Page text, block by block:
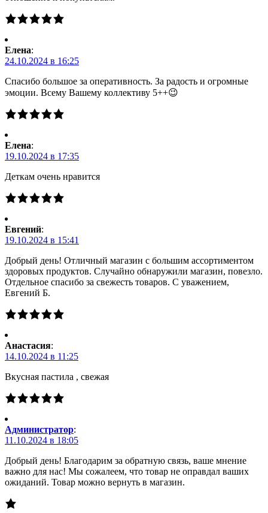
Елена:
24.10.2024 в 16:25
Спасибо большое за оперативность. За радость и огромные
эмоции. Всему Вашему коллективу 5++😉
Елена:
19.10.2024 в 17:35
Деткам очень нравится
Евгений:
19.10.2024 в 15:41
Добрый день! Отличный магазин с большим ассортиментом
здоровых продуктов. Случайно обнаружили магазин, повезло.
Отдельное спасибо за свежесть товаров. С уважением,
Евгений Б.
Анастасия:
14.10.2024 в 11:25
Вкусная пастила , свежая
Администратор:
11.10.2024 в 18:05
Добрый день! Благодарим за обратную связь, ваше мнение
важно для нас! Мы сожалеем, что товар не оправдал ваших
ожиданий. Товар можно вернуть в магазин.